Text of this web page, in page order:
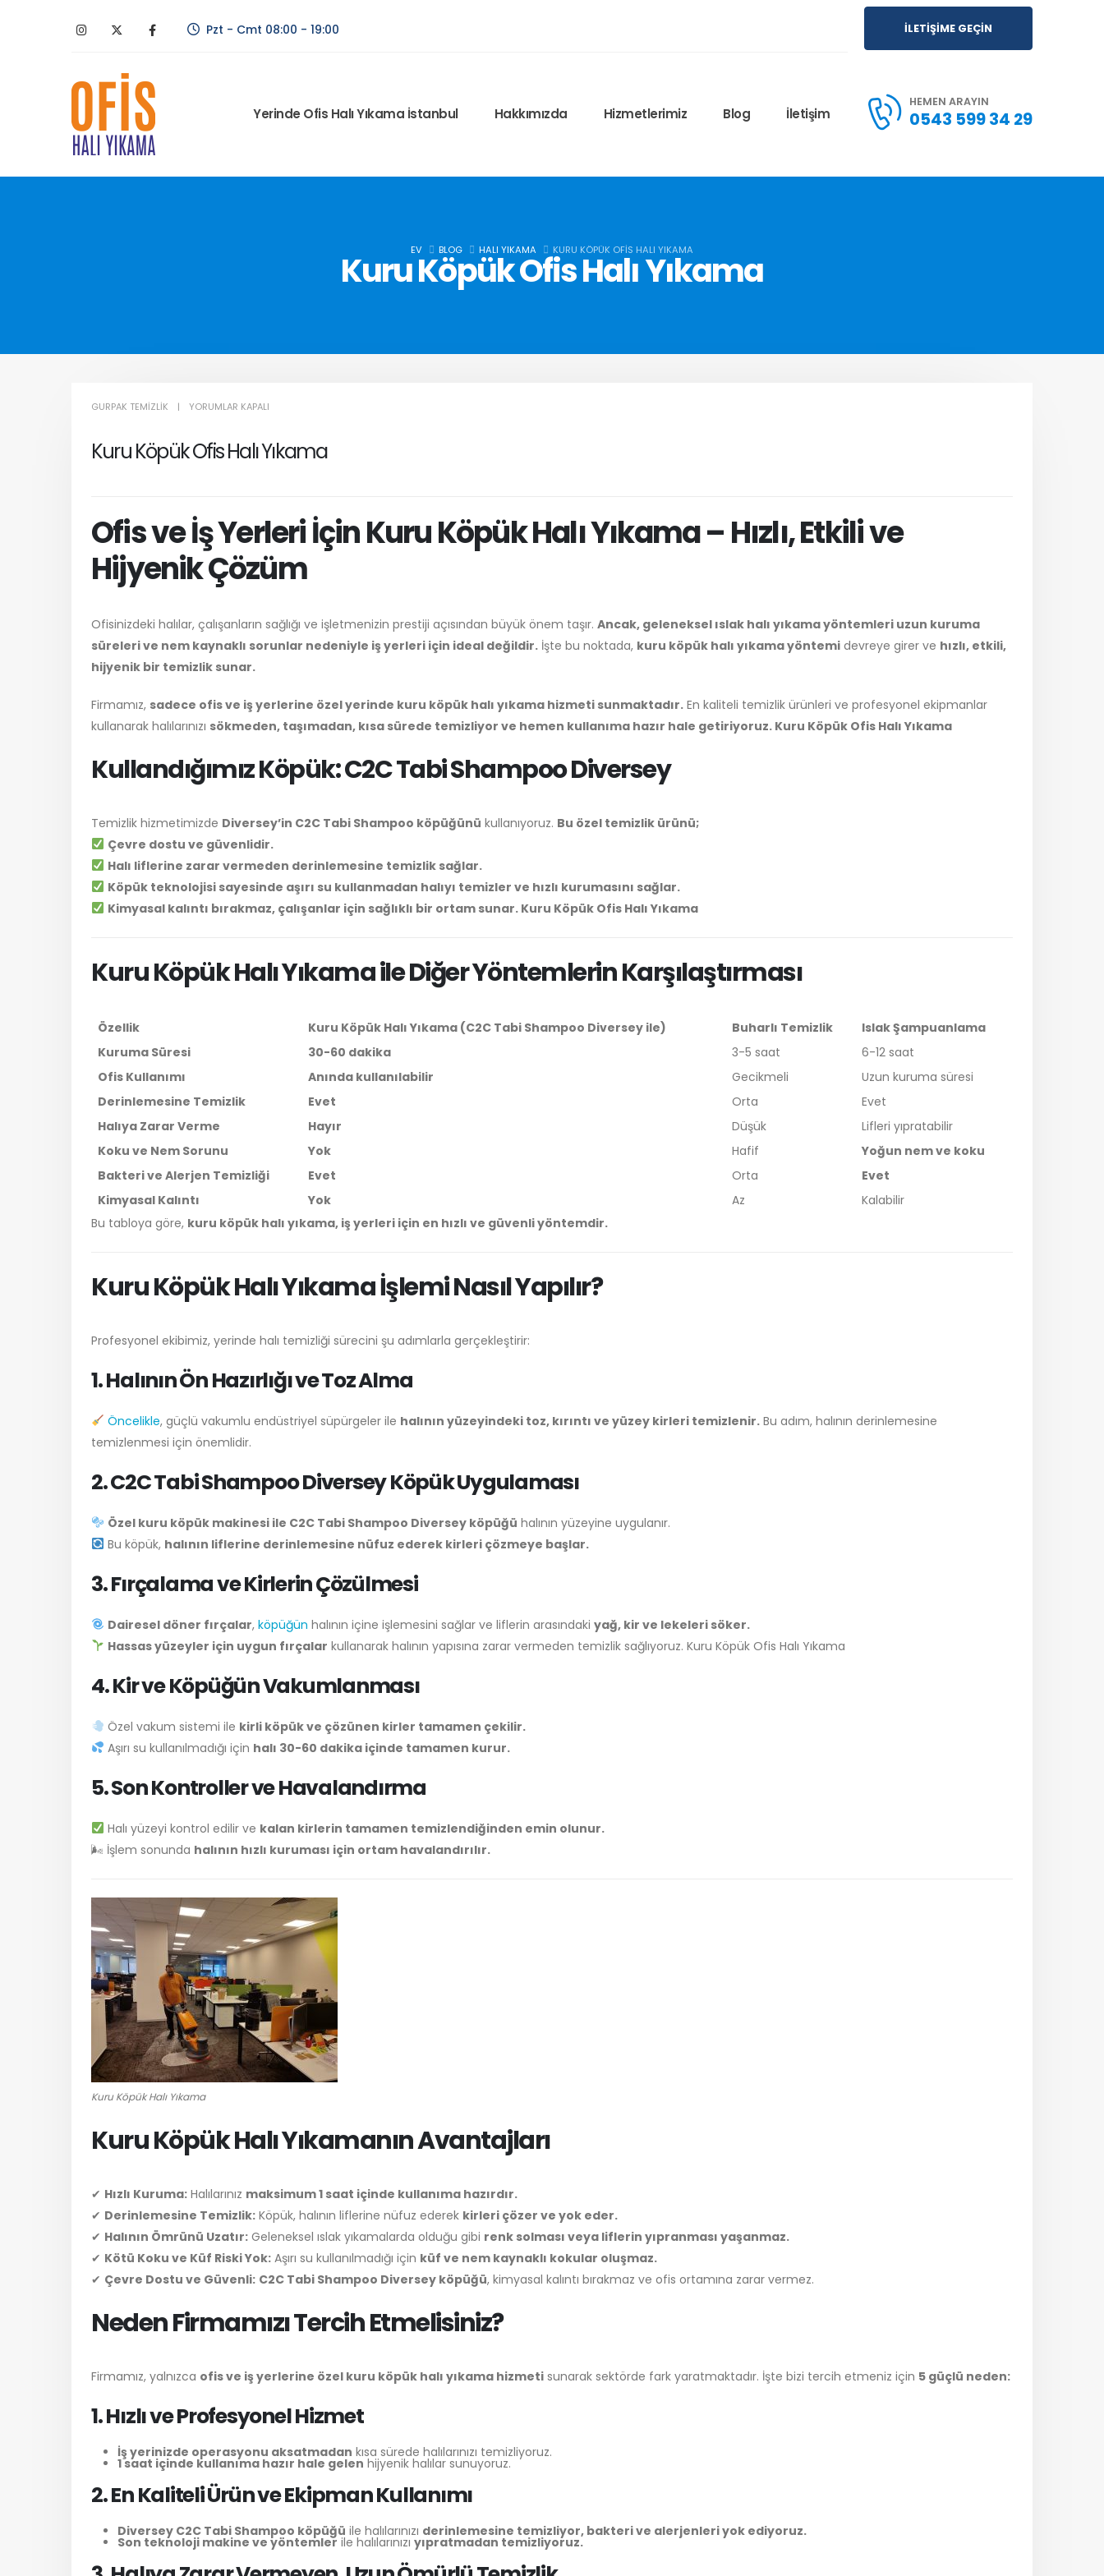
Pzt - Cmt 08:00 - 19:00 İLETİŞİME GEÇİN
Yerinde Ofis Halı Yıkama İstanbul Hakkımızda Hizmetlerimiz Blog İletişim
HEMEN ARAYIN
0543 599 34 29
EV BLOG HALI YIKAMA KURU KÖPÜK OFIS HALI YIKAMA
Kuru Köpük Ofis Halı Yıkama
GURPAK TEMIZLIK
KURU
OFIS
YORUMLAR KAPALI
Kuru Köpük Ofis Halı Yıkama
Ofis ve İş Yerleri İçin Kuru Köpük Halı Yıkama – Hızlı, Etkili ve
Hijyenik Çözüm
Ofisinizdeki halılar, çalışanların sağlığı ve işletmenizin prestiji açısından büyük önem taşır. Ancak, geleneksel ıslak halı yıkama yöntemleri uzun kuruma
süreleri ve nem kaynaklı sorunlar nedeniyle iş yerleri için ideal değildir. İşte bu noktada, kuru köpük halı yıkama yöntemi devreye girer ve hızlı, etkili,
hijyenik bir temizlik sunar.
Firmamız, sadece ofis ve iş yerlerine özel yerinde kuru köpük halı yıkama hizmeti sunmaktadır. En kaliteli temizlik ürünleri ve profesyonel ekipmanlar
kullanarak halılarınızı sökmeden, taşımadan, kısa sürede temizliyor ve hemen kullanıma hazır hale getiriyoruz. Kuru Köpük Ofis Halı Yıkama
Kullandığımız Köpük: C2C Tabi Shampoo Diversey
Temizlik hizmetimizde Diversey’in C2C Tabi Shampoo köpüğünü kullanıyoruz. Bu özel temizlik ürünü;
Çevre dostu ve güvenlidir.
Halı liflerine zarar vermeden derinlemesine temizlik sağlar.
Köpük teknolojisi sayesinde aşırı su kullanmadan halıyı temizler ve hızlı kurumasını sağlar.
Kimyasal kalıntı bırakmaz, çalışanlar için sağlıklı bir ortam sunar. Kuru Köpük Ofis Halı Yıkama
Kuru Köpük Halı Yıkama ile Diğer Yöntemlerin Karşılaştırması
Özellik Kuru Köpük Halı Yıkama (C2C Tabi Shampoo Diversey ile) Buharlı Temizlik
Islak Şampuanlama
Kuruma Süresi
30-60 dakika 3-5 saat
6-12 saat
Ofis Kullanımı
Anında kullanılabilir Gecikmeli
Uzun kuruma süresi
Derinlemesine Temizlik
Evet Orta
Evet
Halıya Zarar Verme
Hayır Düşük
Lifleri yıpratabilir
Koku ve Nem Sorunu
Yok Hafif
Yoğun nem ve koku
Bakteri ve Alerjen Temizliği
Evet Orta
Evet
Kimyasal Kalıntı
Yok Az
Kalabilir
Bu tabloya göre, kuru köpük halı yıkama, iş yerleri için en hızlı ve güvenli yöntemdir.
Kuru Köpük Halı Yıkama İşlemi Nasıl Yapılır?
Profesyonel ekibimiz, yerinde halı temizliği sürecini şu adımlarla gerçekleştirir:
1. Halının Ön Hazırlığı ve Toz Alma
Öncelikle, güçlü vakumlu endüstriyel süpürgeler ile halının yüzeyindeki toz, kırıntı ve yüzey kirleri temizlenir.Bu adım, halının derinlemesine
temizlenmesi için önemlidir.
2. C2C Tabi Shampoo Diversey Köpük Uygulaması
Özel kuru köpük makinesi ile C2C Tabi Shampoo Diversey köpüğü halının yüzeyine uygulanır.
Bu köpük, halının liflerine derinlemesine nüfuz ederek kirleri çözmeye başlar.
3. Fırçalama ve Kirlerin Çözülmesi
Dairesel döner fırçalar,köpüğün halının içine işlemesini sağlar ve liflerin arasındaki yağ, kir ve lekeleri söker.
Hassas yüzeyler için uygun fırçalar kullanarak halının yapısına zarar vermeden temizlik sağlıyoruz. Kuru Köpük Ofis Halı Yıkama
4. Kir ve Köpüğün Vakumlanması
Özel vakum sistemi ile kirli köpük ve çözünen kirler tamamen çekilir.
Aşırı su kullanılmadığı için halı 30-60 dakika içinde tamamen kurur.
5. Son Kontroller ve Havalandırma
Halı yüzeyi kontrol edilir ve kalan kirlerin tamamen temizlendiğinden emin olunur.
🌬 İşlem sonunda halının hızlı kuruması için ortam havalandırılır.
Kuru Köpük Halı Yıkama
Kuru Köpük Halı Yıkamanın Avantajları
✔ Hızlı Kuruma: Halılarınız maksimum 1 saat içinde kullanıma hazırdır.
✔ Derinlemesine Temizlik: Köpük, halının liflerine nüfuz ederek kirleri çözer ve yok eder.
✔ Halının Ömrünü Uzatır: Geleneksel ıslak yıkamalarda olduğu gibi renk solması veya liflerin yıpranması yaşanmaz.
✔ Kötü Koku ve Küf Riski Yok: Aşırı su kullanılmadığı için küf ve nem kaynaklı kokular oluşmaz.
✔ Çevre Dostu ve Güvenli: C2C Tabi Shampoo Diversey köpüğü, kimyasal kalıntı bırakmaz ve ofis ortamına zarar vermez.
Neden Firmamızı Tercih Etmelisiniz?
Firmamız, yalnızca ofis ve iş yerlerine özel kuru köpük halı yıkama hizmeti sunarak sektörde fark yaratmaktadır. İşte bizi tercih etmeniz için 5 güçlü neden:
1. Hızlı ve Profesyonel Hizmet
İş yerinizde operasyonu aksatmadan kısa sürede halılarınızı temizliyoruz.
1 saat içinde kullanıma hazır hale gelen hijyenik halılar sunuyoruz.
2. En Kaliteli Ürün ve Ekipman Kullanımı
Diversey C2C Tabi Shampoo köpüğü ile halılarınızı derinlemesine temizliyor, bakteri ve alerjenleri yok ediyoruz.
Son teknoloji makine ve yöntemler ile halılarınızı yıpratmadan temizliyoruz.